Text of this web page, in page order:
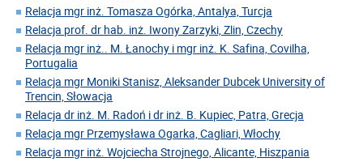
Relacja mgr inż. Tomasza Ogórka, Antalya, Turcja
Relacja prof. dr hab. inż. Iwony Zarzyki, Zlin, Czechy
Relacja mgr inż.. M. Łanochy i mgr inż. K. Safina, Covilha,
Portugalia
Relacja mgr Moniki Stanisz, Aleksander Dubcek University of
Trencin, Słowacja
Relacja dr inż. M. Radoń i dr inż. B. Kupiec, Patra, Grecja
Relacja mgr Przemysława Ogarka, Cagliari, Włochy
Relacja mgr inż. Wojciecha Strojnego, Alicante, Hiszpania